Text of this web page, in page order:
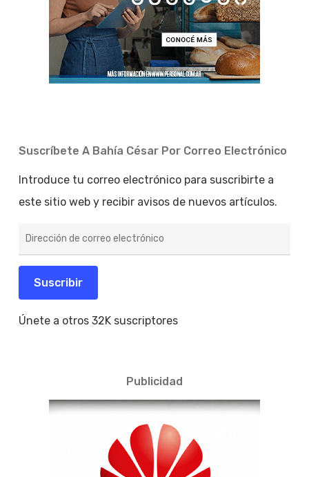
Suscríbete A Bahía César Por Correo Electrónico
Introduce tu correo electrónico para suscribirte a
este sitio web y recibir avisos de nuevos artículos.
de
electrónico
Suscribir
Únete a otros 32K suscriptores
Publicidad